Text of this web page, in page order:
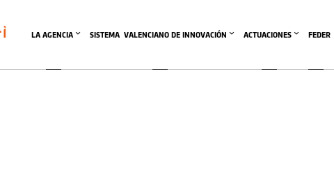
LA AGENCIA SISTEMA  VALENCIANO DE INNOVACIÓN ACTUACIONES FEDER